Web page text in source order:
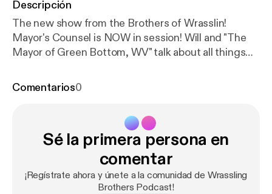
Descripción
The new show from the Brothers of Wrasslin!
Mayor's Counsel is NOW in session! Will and "The
Mayor of Green Bottom, WV" talk about all things
about CODY, NJPW, KEVIN OWENS, ANTHONY
Comentarios0
Sé la primera persona en
comentar
¡Regístrate ahora y únete a la comunidad de Wrassling
Brothers Podcast!